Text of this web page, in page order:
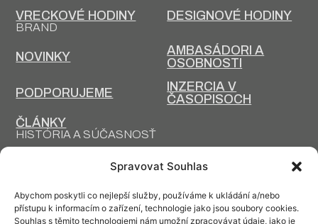
Spravovat Souhlas
Abychom poskytli co nejlepší služby, používáme k ukládání a/nebo
přístupu k informacím o zařízení, technologie jako jsou soubory cookies.
Souhlas s těmito technologiemi nám umožní zpracovávat údaje, jako je
VRECKOVÉ HODINY
DESIGNOVÉ HODINY
BRAND
NOVINKY
AMBASÁDORI A
OSOBNOSTI
PODPORUJEME
INZERCIA V
ČASOPISOCH
ČLÁNKY
HISTÓRIA A SÚČASNOSŤ
TECHNOLÓGIE